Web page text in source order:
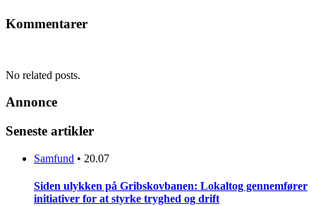
Kommentarer
No related posts.
Annonce
Seneste artikler
Samfund • 20.07
Siden ulykken på Gribskovbanen: Lokaltog gennemfører
initiativer for at styrke tryghed og drift